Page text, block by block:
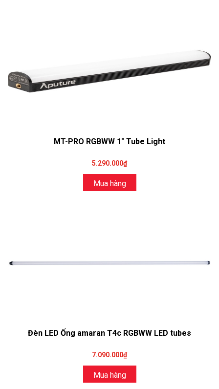
MT-PRO RGBWW 1" Tube Light
5.290.000₫
Mua hàng
Đèn LED Ống amaran T4c RGBWW LED tubes
7.090.000₫
Mua hàng